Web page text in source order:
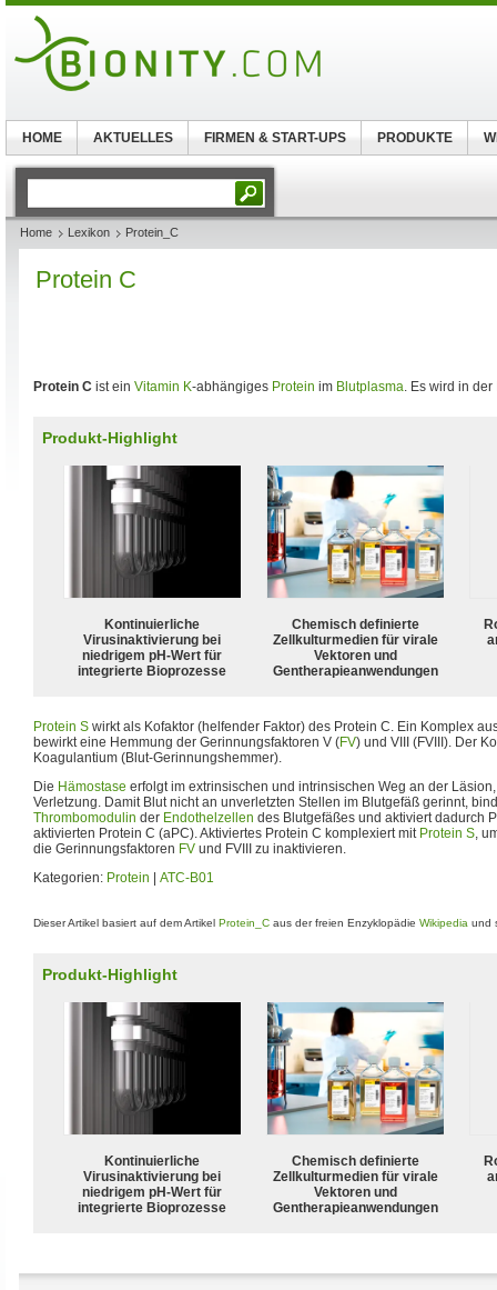
Home Lexikon Protein_C
Protein C
Protein C ist ein Vitamin K-abhängiges Protein im Blutplasma. Es wird in der
Produkt-Highlight
Kontinuierliche
Virusinaktivierung bei
niedrigem pH-Wert für
integrierte Bioprozesse
Chemisch definierte
Zellkulturmedien für virale
Vektoren und
Gentherapieanwendungen
Protein S wirkt als Kofaktor (helfender Faktor) des Protein C. Ein Komplex
bewirkt eine Hemmung der Gerinnungsfaktoren V (FV) und VIII (FVIII). Der
Koagulantium (Blut-Gerinnungshemmer).
Die Hämostase erfolgt im extrinsischen und intrinsischen Weg an der
Verletzung. Damit Blut nicht an unverletzten Stellen im Blutgefäß gerinnt,
Thrombomodulin der Endothelzellen des Blutgefäßes und aktiviert dadurch
aktivierten Protein C (aPC). Aktiviertes Protein C komplexiert mit Protein S,
die Gerinnungsfaktoren FV und FVIII zu inaktivieren.
Kategorien: Protein ATC-B01
Dieser Artikel basiert auf dem Artikel Protein_C aus der freien Enzyklopädie Wikipedia und
Produkt-Highlight
Kontinuierliche
Virusinaktivierung bei
niedrigem pH-Wert für
integrierte Bioprozesse
Chemisch definierte
Zellkulturmedien für virale
Vektoren und
Gentherapieanwendungen
HOME AKTUELLES FIRMEN & START-UPS PRODUKTE